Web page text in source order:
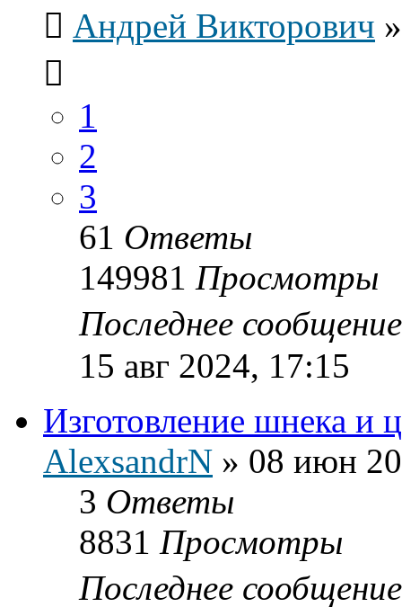
Андрей Викторович
1
2
3
61 Ответы
149981 Просмотры
Последнее
15 авг 2024, 17:15
Изготовление шнека и
AlexsandrN » 08 июн
3 Ответы
8831 Просмотры
Последнее